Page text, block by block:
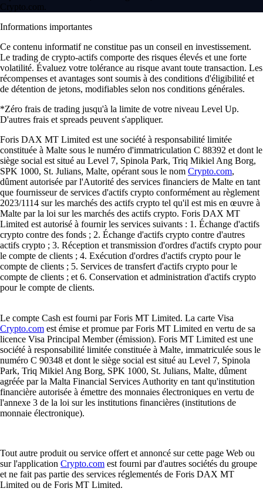
Crypto.com.
Informations importantes
Ce contenu informatif ne constitue pas un conseil en investissement.
Le trading de crypto-actifs comporte des risques élevés et une forte
volatilité. Évaluez votre tolérance au risque avant toute transaction. Les
récompenses et avantages sont soumis à des conditions d'éligibilité et
de détention de jetons, modifiables selon nos conditions générales.
*Zéro frais de trading jusqu'à la limite de votre niveau Level Up.
D'autres frais et spreads peuvent s'appliquer.
Foris DAX MT Limited est une société à responsabilité limitée
constituée à Malte sous le numéro d'immatriculation C 88392 et dont le
siège social est situé au Level 7, Spinola Park, Triq Mikiel Ang Borg,
SPK 1000, St. Julians, Malte, opérant sous le nom Crypto.com,
dûment autorisée par l'Autorité des services financiers de Malte en tant
que fournisseur de services d'actifs crypto conformément au règlement
2023/1114 sur les marchés des actifs crypto tel qu'il est mis en œuvre à
Malte par la loi sur les marchés des actifs crypto. Foris DAX MT
Limited est autorisé à fournir les services suivants : 1. Échange d'actifs
crypto contre des fonds ; 2. Échange d'actifs crypto contre d'autres
actifs crypto ; 3. Réception et transmission d'ordres d'actifs crypto pour
le compte de clients ; 4. Exécution d'ordres d'actifs crypto pour le
compte de clients ; 5. Services de transfert d'actifs crypto pour le
compte de clients ; et 6. Conservation et administration d'actifs crypto
pour le compte de clients.
Le compte Cash est fourni par Foris MT Limited. La carte Visa
Crypto.com est émise et promue par Foris MT Limited en vertu de sa
licence Visa Principal Member (émission). Foris MT Limited est une
société à responsabilité limitée constituée à Malte, immatriculée sous le
numéro C 90348 et dont le siège social est situé au Level 7, Spinola
Park, Triq Mikiel Ang Borg, SPK 1000, St. Julians, Malte, dûment
agréée par la Malta Financial Services Authority en tant qu'institution
financière autorisée à émettre des monnaies électroniques en vertu de
l'annexe 3 de la loi sur les institutions financières (institutions de
monnaie électronique).
Tout autre produit ou service offert et annoncé sur cette page Web ou
sur l'application Crypto.com est fourni par d'autres sociétés du groupe
et ne fait pas partie des services réglementés de Foris DAX MT
Limited ou de Foris MT Limited.